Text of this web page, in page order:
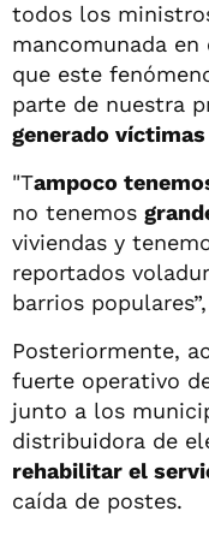
todos los
mancomunada
que este
parte de nuestra
generado
"Tampoco
no tenemos
viviendas y
reportados
barrios
Posteriormente,
fuerte operativo
junto a los
distribuidora de
rehabilitar el
caída de postes.